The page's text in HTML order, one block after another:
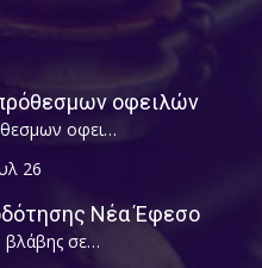
οφειλών
οφει…
26
Νέα Έφεσο
βλάβης σε…